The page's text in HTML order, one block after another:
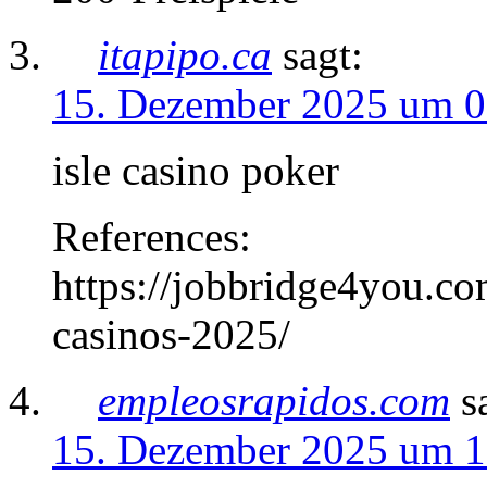
itapipo.ca sagt:
15. Dezember 2025 um
isle casino poker
References:
https://
casinos-2025/
empleosrapidos.com
15. Dezember 2025 um